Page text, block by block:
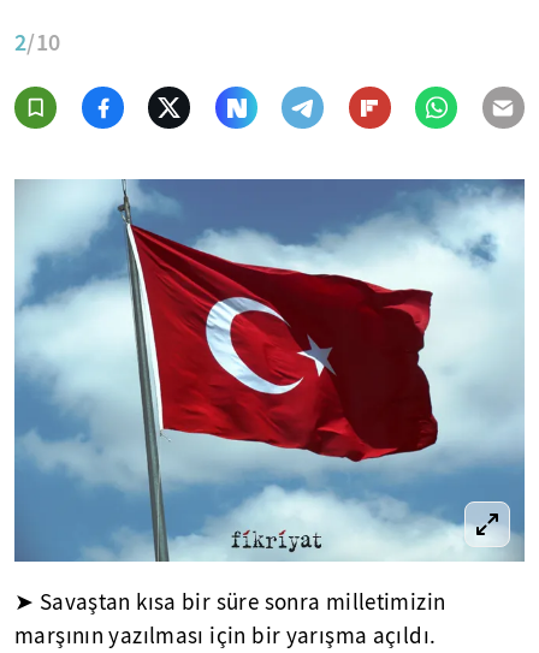
2/10
➤ Savaştan kısa bir süre sonra milletimizin
marşının yazılması için bir yarışma açıldı.